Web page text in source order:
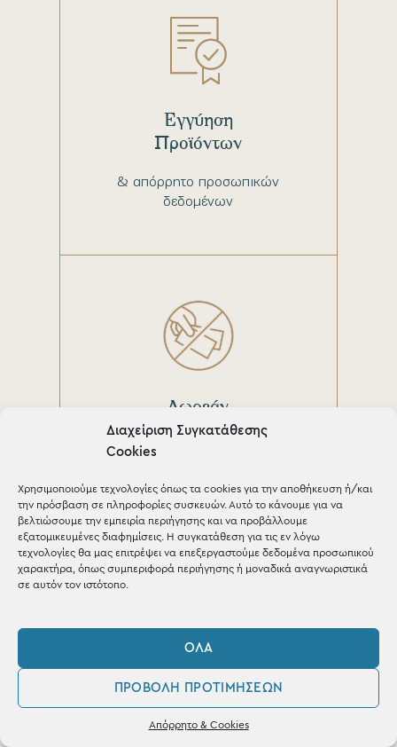
Διαχείριση Συγκατάθεσης
Cookies
Χρησιμοποιούμε τεχνολογίες όπως τα cookies για την αποθήκευση ή/και
την πρόσβαση σε πληροφορίες συσκευών. Αυτό το κάνουμε για να
βελτιώσουμε την εμπειρία περιήγησης και να προβάλλουμε
εξατομικευμένες διαφημίσεις. Η συγκατάθεση για τις εν λόγω
τεχνολογίες θα μας επιτρέψει να επεξεργαστούμε δεδομένα προσωπικού
χαρακτήρα, όπως συμπεριφορά περιήγησης ή μοναδικά αναγνωριστικά
σε αυτόν τον ιστότοπο.
ΌΛΑ
ΠΡΟΒΟΛΉ ΠΡΟΤΙΜΉΣΕΩΝ
Απόρρητο & Cookies
& απόρρητο προσωπικών
δεδομένων
Εγγύηση
Προϊόντων
150€
Δωρεάν
Μεταφορικά
μέσα σε 1-3 μέρες σε όλη
Άμεση
παράδοση
Φίλτρα
0